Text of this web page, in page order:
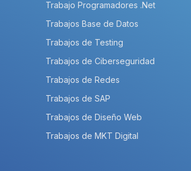
Trabajo Programadores .Net
Trabajos Base de Datos
Trabajos de Testing
Trabajos de Ciberseguridad
Trabajos de Redes
Trabajos de SAP
Trabajos de Diseño Web
Trabajos de MKT Digital